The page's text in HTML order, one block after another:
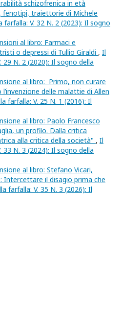
schizofrenica in età
fenotipi, traiettorie di Michele
farfalla: V. 32 N. 2 (2023): Il sogno
al libro: Farmaci e
o depressi di Tullio Giraldi , Il
29 N. 2 (2020): Il sogno della
al libro: Primo, non curare
delle malattie di Allen
farfalla: V. 25 N. 1 (2016): Il
al libro: Paolo Francesco
un profilo. Dalla critica
alla critica della società" , Il
33 N. 3 (2024): Il sogno della
al libro: Stefano Vicari,
il disagio prima che
farfalla: V. 35 N. 3 (2026): Il